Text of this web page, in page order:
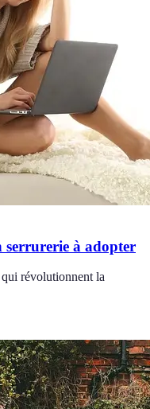
serrurerie à adopter
révolutionnent la